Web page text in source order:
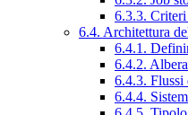
6.3.3.
6.4. Architettura
6.4.1.
6.4.2.
6.4.3. Flussi
6.4.4.